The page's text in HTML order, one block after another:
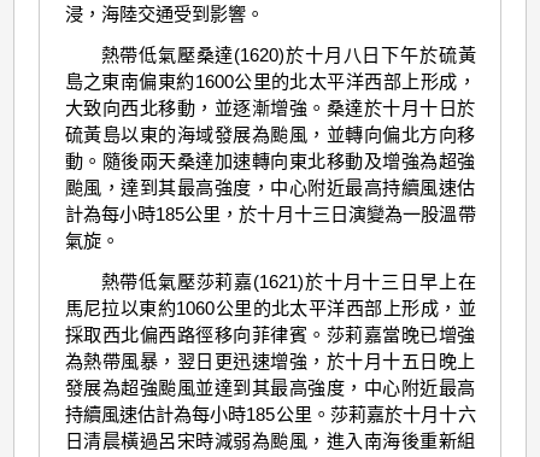
浸，海陸交通受到影響。
熱帶低氣壓桑達(1620)於十月八日下午於硫黃
島之東南偏東約1600公里的北太平洋西部上形成，
大致向西北移動，並逐漸增強。桑達於十月十日於
硫黃島以東的海域發展為颱風，並轉向偏北方向移
動。隨後兩天桑達加速轉向東北移動及增強為超強
颱風，達到其最高強度，中心附近最高持續風速估
計為每小時185公里，於十月十三日演變為一股溫帶
氣旋。
熱帶低氣壓莎莉嘉(1621)於十月十三日早上在
馬尼拉以東約1060公里的北太平洋西部上形成，並
採取西北偏西路徑移向菲律賓。莎莉嘉當晚已增強
為熱帶風暴，翌日更迅速增強，於十月十五日晚上
發展為超強颱風並達到其最高強度，中心附近最高
持續風速估計為每小時185公里。莎莉嘉於十月十六
日清晨橫過呂宋時減弱為颱風，進入南海後重新組